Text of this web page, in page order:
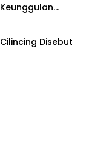
Disebut